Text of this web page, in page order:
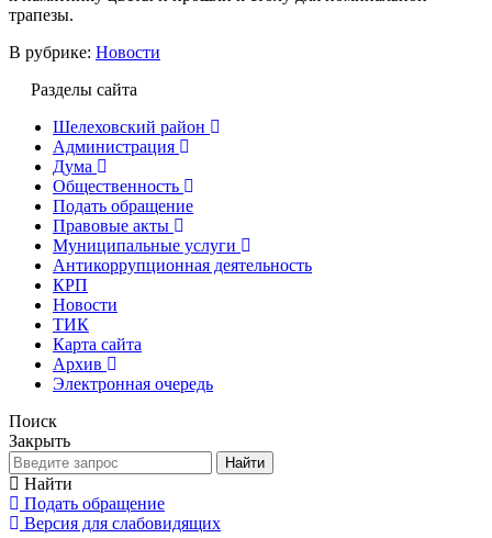
трапезы.
В рубрике: Новости
Разделы сайта
Шелеховский район
Администрация
Дума
Общественность
Подать обращение
Правовые акты
Муниципальные услуги
Антикоррупционная деятельность
КРП
Новости
ТИК
Карта сайта
Архив
Электронная очередь
Поиск
Закрыть
Найти
Найти
Подать обращение
Версия для слабовидящих